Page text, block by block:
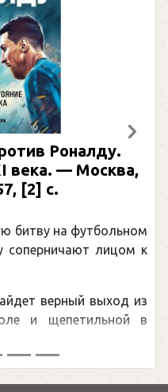
Роналду.
века. — Москва,
[2] с.
битву на футбольном
соперничают лицом к
верный выход из
и щепетильной в